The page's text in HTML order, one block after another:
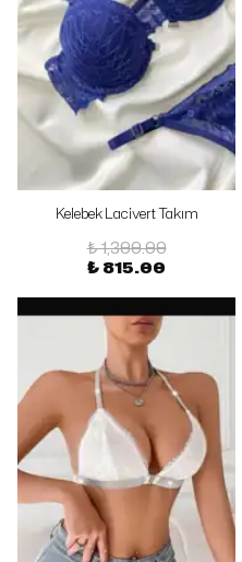
Kelebek Lacivert Takım
₺ 1,300.00
₺ 815.00